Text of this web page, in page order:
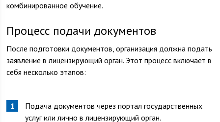
комбинированное обучение.
Процесс подачи документов
После подготовки документов, организация должна подать
заявление в лицензирующий орган. Этот процесс включает в
себя несколько этапов:
Подача документов через портал государственных
услуг или лично в лицензирующий орган.